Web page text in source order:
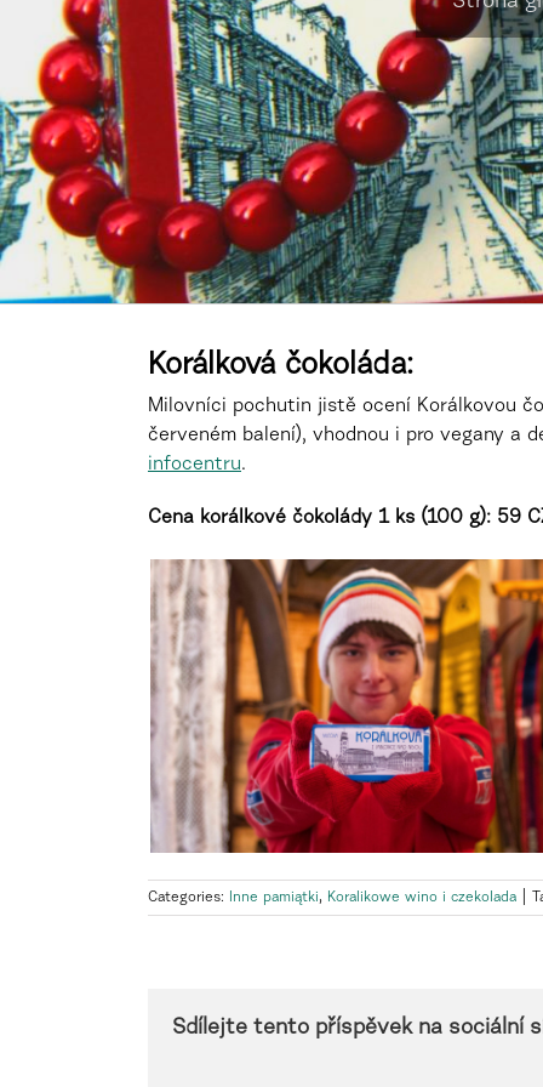
Korálková čokoláda:
Milovníci pochutin jistě ocení Korálkovou
červeném balení), vhodnou i pro vegany a
infocentru.
Cena korálkové čokolády 1 ks (100 g): 59
Categories: Inne pamiątki, Koralikowe wino i czekolada
Sdílejte tento příspěvek na sociální